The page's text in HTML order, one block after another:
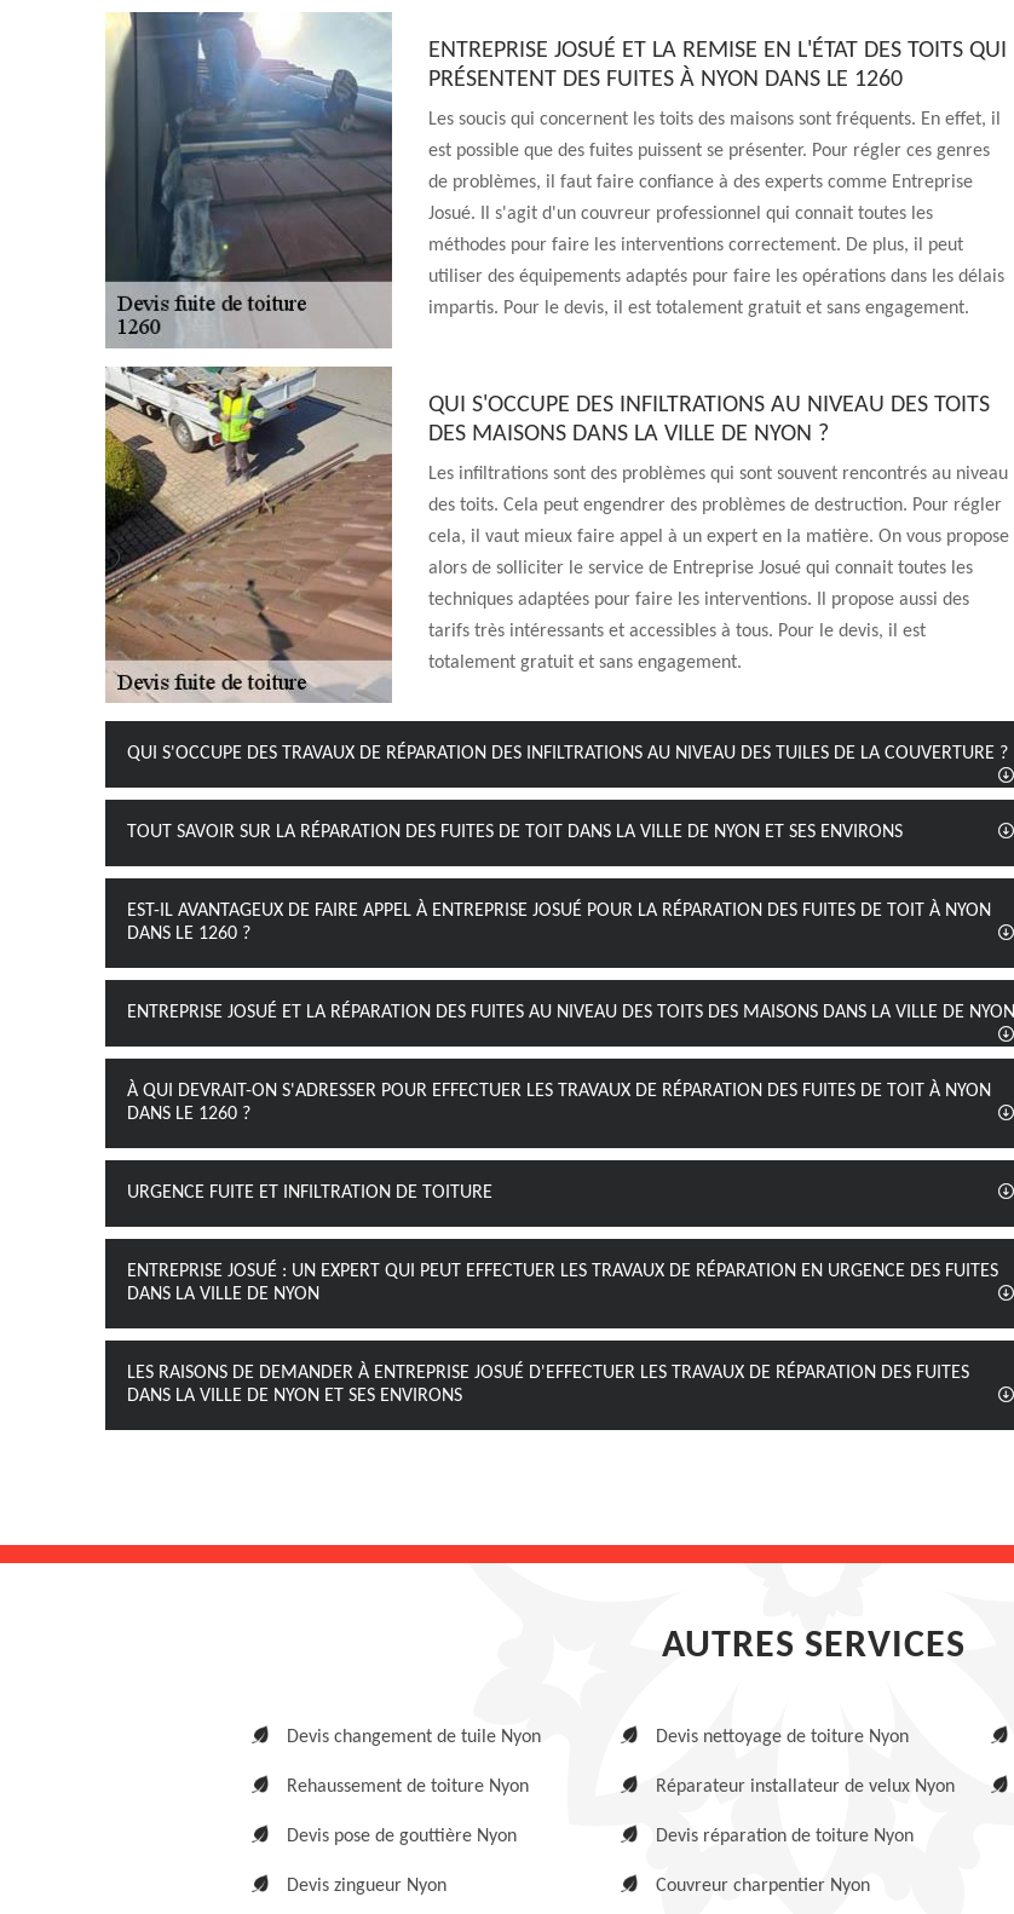
ENTREPRISE JOSUÉ ET LA REMISE EN L'ÉTAT DES TOITS QUI
PRÉSENTENT DES FUITES À NYON DANS LE 1260
Les soucis qui concernent les toits des maisons sont fréquents. En effet, il
est possible que des fuites puissent se présenter. Pour régler ces genres
de problèmes, il faut faire confiance à des experts comme Entreprise
Josué. Il s'agit d'un couvreur professionnel qui connait toutes les
méthodes pour faire les interventions correctement. De plus, il peut
utiliser des équipements adaptés pour faire les opérations dans les délais
impartis. Pour le devis, il est totalement gratuit et sans engagement.
QUI S'OCCUPE DES INFILTRATIONS AU NIVEAU DES TOITS
DES MAISONS DANS LA VILLE DE NYON ?
Les infiltrations sont des problèmes qui sont souvent rencontrés au niveau
des toits. Cela peut engendrer des problèmes de destruction. Pour régler
cela, il vaut mieux faire appel à un expert en la matière. On vous propose
alors de solliciter le service de Entreprise Josué qui connait toutes les
techniques adaptées pour faire les interventions. Il propose aussi des
tarifs très intéressants et accessibles à tous. Pour le devis, il est
totalement gratuit et sans engagement.
QUI S'OCCUPE DES TRAVAUX DE RÉPARATION DES INFILTRATIONS AU NIVEAU DES TUILES DE LA COUVERTURE ?
TOUT SAVOIR SUR LA RÉPARATION DES FUITES DE TOIT DANS LA VILLE DE NYON ET SES ENVIRONS
EST-IL AVANTAGEUX DE FAIRE APPEL À ENTREPRISE JOSUÉ POUR LA RÉPARATION DES FUITES DE TOIT À NYON
DANS LE 1260 ?
ENTREPRISE JOSUÉ ET LA RÉPARATION DES FUITES AU NIVEAU DES TOITS DES MAISONS DANS LA VILLE DE NYON
À QUI DEVRAIT-ON S'ADRESSER POUR EFFECTUER LES TRAVAUX DE RÉPARATION DES FUITES DE TOIT À NYON
DANS LE 1260 ?
URGENCE FUITE ET INFILTRATION DE TOITURE
ENTREPRISE JOSUÉ : UN EXPERT QUI PEUT EFFECTUER LES TRAVAUX DE RÉPARATION EN URGENCE DES FUITES
DANS LA VILLE DE NYON
LES RAISONS DE DEMANDER À ENTREPRISE JOSUÉ D'EFFECTUER LES TRAVAUX DE RÉPARATION DES FUITES
DANS LA VILLE DE NYON ET SES ENVIRONS
AUTRES SERVICES
Devis changement de tuile Nyon
Rehaussement de toiture Nyon
Devis pose de gouttière Nyon
Devis zingueur Nyon
Devis nettoyage de toiture Nyon
Réparateur installateur de velux Nyon
Devis réparation de toiture Nyon
Couvreur charpentier Nyon